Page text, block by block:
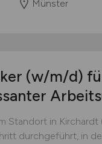
Münster
(w/m/d)
Standort in
durchgeführt, in